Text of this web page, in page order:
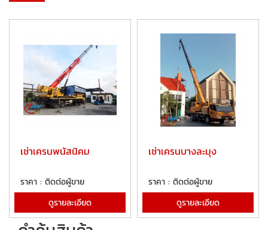
เช่าเครนพนัสนิคม
ราคา : ติดต่อผู้ขาย
ดูรายละเอียด
เช่าเครนบางละมุง
ราคา : ติดต่อผู้ขาย
ดูรายละเอียด